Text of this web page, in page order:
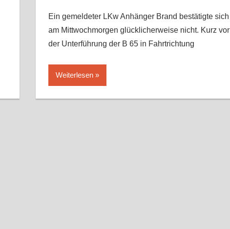
Ein gemeldeter LKw Anhänger Brand bestätigte sich
am Mittwochmorgen glücklicherweise nicht. Kurz vor
der Unterführung der B 65 in Fahrtrichtung
Weiterlesen